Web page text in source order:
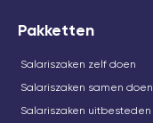
Pakketten
Salariszaken zelf doen
Salariszaken samen doen
Salariszaken uitbesteden